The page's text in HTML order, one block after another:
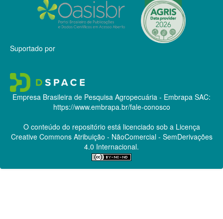
Suportado por
Empresa Brasileira de Pesquisa Agropecuária - Embrapa SAC:
https://www.embrapa.br/fale-conosco
O conteúdo do repositório está licenciado sob a Licença
Creative CommonsAtribuição - NãoComercial - SemDerivações
4.0 Internacional.